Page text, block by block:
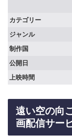
カテゴリー
ジャンル
制作国
公開日
上映時間
遠い空の向
画配信サー